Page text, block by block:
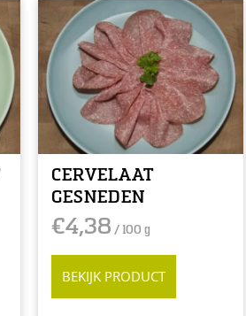
CERVELAAT
GESNEDEN
€4,38 / 100 g
BEKIJK PRODUCT